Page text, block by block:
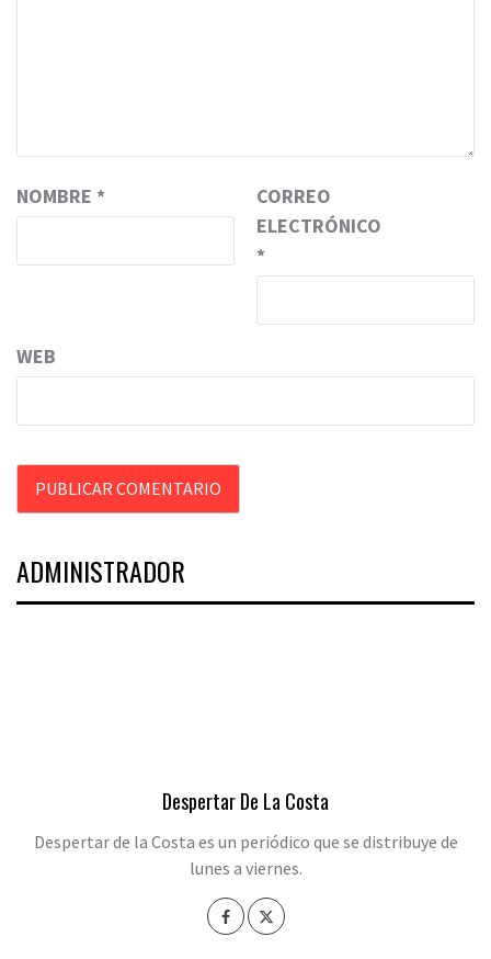
NOMBRE *
CORREO
ELECTRÓNICO
*
WEB
ADMINISTRADOR
Despertar De La Costa
Despertar de la Costa es un periódico que se distribuye de
lunes a viernes.